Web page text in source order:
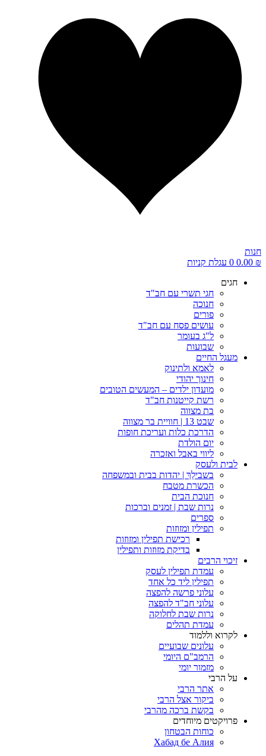
חנות
0.00 ₪
0 עגלת קניות
חגים
חגי תשרי עם חב"ד
חנוכה
פורים
עושים פסח עם חב"ד
ל"ג בעומר
שבועות
מעגל החיים
לאמא ולתינוק
חינוך יהודי
מועדון ילדים – המעשים הטובים
רשת קייטנות חב"ד
בת מצווה
שבט 13 | חוויית בר מצווה
הדרכת כלות ועריכת חופות​
יום הולדת
ליווי באבל ואזכרה
לבית ולעסק
בשבילֵךְ | יהדות בבית ובמשפחה
הכשרת מטבח
חנוכת הבית
נרות שבת | זמנים וברכות
ספרים
תפילין ומזוזות
רכישת תפילין ומזוזות
בדיקת מזוזות ותפילין
זיכוי הרבים
עמדת תפילין לעסק
תפילין ליד כל אחד
עלוני פרשה להפצה
עלוני חב"ד להפצה
נרות שבת לחלוקה
עמדת תהלים
לקרוא וללמוד
עלונים שבועיים
הרמב"ם היומי
מזמור יומי
על הרבי
אתר הרבי
ביקור אצל הרבי
בקשת ברכה מהרבי
פרויקטים מיוחדים
כוחות הבטחון
Хабад бе Алия